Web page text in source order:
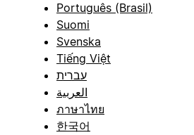
Português (Brasil)
Suomi
Svenska
Tiếng Việt
עברית
العربية
ภาษาไทย
한국어